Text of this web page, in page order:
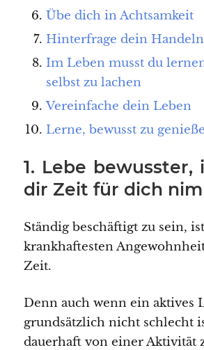
Übe dich in Achtsamkeit
Hinterfrage dein Handeln
Im Leben musst du
selbst zu lachen
Vereinfache dein Leben
Lerne, bewusst zu
1. Lebe bewusster,
dir Zeit für dich
Ständig beschäftigt zu sein,
krankhaftesten
Zeit.
Denn auch wenn ein aktives
grundsätzlich nicht schlecht
dauerhaft von einer Aktivität